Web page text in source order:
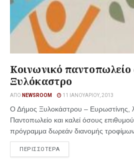
Κοινωνικό παντοπωλείο
Ξυλόκαστρο
ΑΠΌ NEWSROOM 11 ΙΑΝΟΥΑΡΊΟΥ, 2013
Ο Δήμος Ξυλοκάστρου – Ευρωστίνης,
Παντοπωλείο και καλεί όσους
πρόγραμμα δωρεάν διανομής τροφίμων
ΠΕΡΙΣΣΟΤΕΡΑ